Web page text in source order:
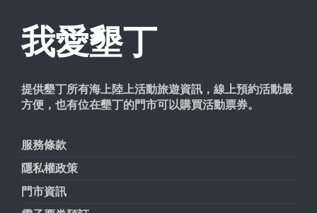
我愛墾丁
提供墾丁所有海上陸上活動旅遊資訊，線上預約活動最
方便，也有位在墾丁的門市可以購買活動票券。
服務條款
隱私權政策
門市資訊